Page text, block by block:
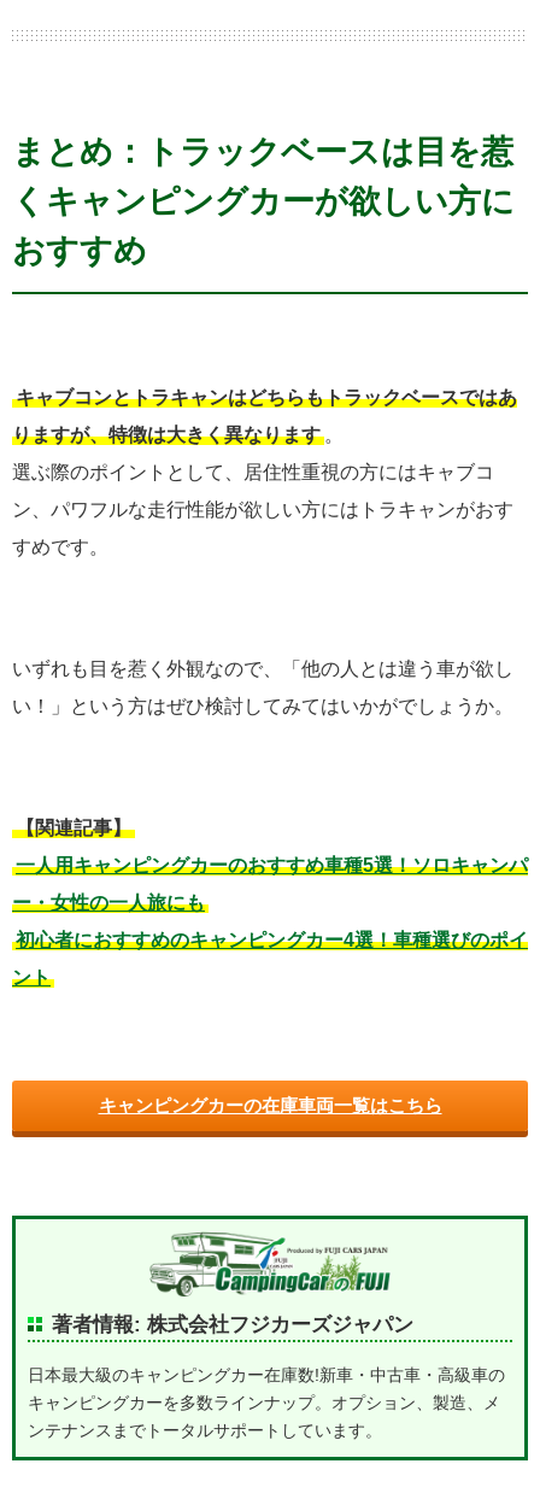
まとめ：トラックベースは目を惹
くキャンピングカーが欲しい方に
おすすめ
キャブコンとトラキャンはどちらもトラックベースではあ
りますが、特徴は大きく異なります 。
選ぶ際のポイントとして、居住性重視の方にはキャブコ
ン、パワフルな走行性能が欲しい方にはトラキャンがおす
すめです。
いずれも目を惹く外観なので、「他の人とは違う車が欲し
い！」という方はぜひ検討してみてはいかがでしょうか。
【関連記事】
一人用キャンピングカーのおすすめ車種5選！ソロキャンパ
ー・女性の一人旅にも
初心者におすすめのキャンピングカー4選！車種選びのポイ
ント
キャンピングカーの在庫車両一覧はこちら
著者情報: 株式会社フジカーズジャパン
日本最大級のキャンピングカー在庫数!新車・中古車・高級車の
キャンピングカーを多数ラインナップ。オプション、製造、メ
ンテナンスまでトータルサポートしています。